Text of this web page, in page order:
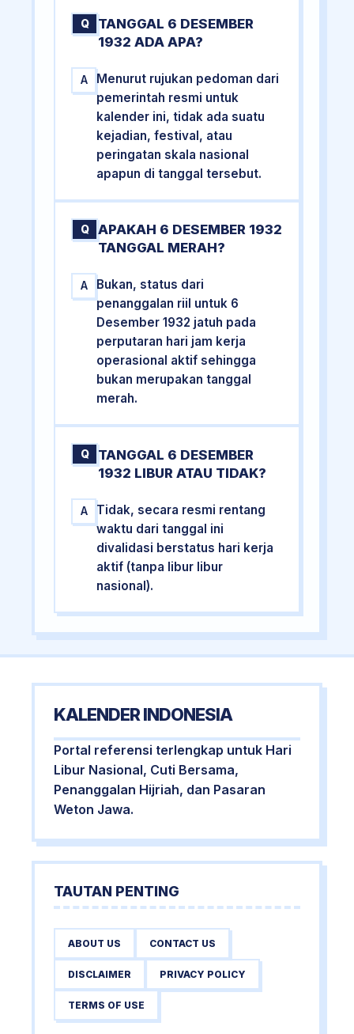
Q
TANGGAL 6 DESEMBER
1932 ADA APA?
A
Menurut rujukan pedoman dari
pemerintah resmi untuk
kalender ini, tidak ada suatu
kejadian, festival, atau
peringatan skala nasional
apapun di tanggal tersebut.
Q
APAKAH 6 DESEMBER 1932
TANGGAL MERAH?
A
Bukan, status dari
penanggalan riil untuk 6
Desember 1932 jatuh pada
perputaran hari jam kerja
operasional aktif sehingga
bukan merupakan tanggal
merah.
Q
TANGGAL 6 DESEMBER
1932 LIBUR ATAU TIDAK?
A
Tidak, secara resmi rentang
waktu dari tanggal ini
divalidasi berstatus hari kerja
aktif (tanpa libur libur
nasional).
KALENDER INDONESIA
Portal referensi terlengkap untuk Hari
Libur Nasional, Cuti Bersama,
Penanggalan Hijriah, dan Pasaran
Weton Jawa.
TAUTAN PENTING
ABOUT US CONTACT US
DISCLAIMER PRIVACY POLICY
TERMS OF USE